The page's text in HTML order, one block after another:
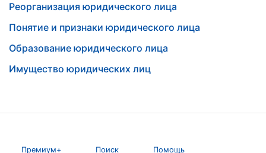
Реорганизация юридического лица
Понятие и признаки юридического лица
Образование юридического лица
Имущество юридических лиц
Премиум+ Поиск Помощь